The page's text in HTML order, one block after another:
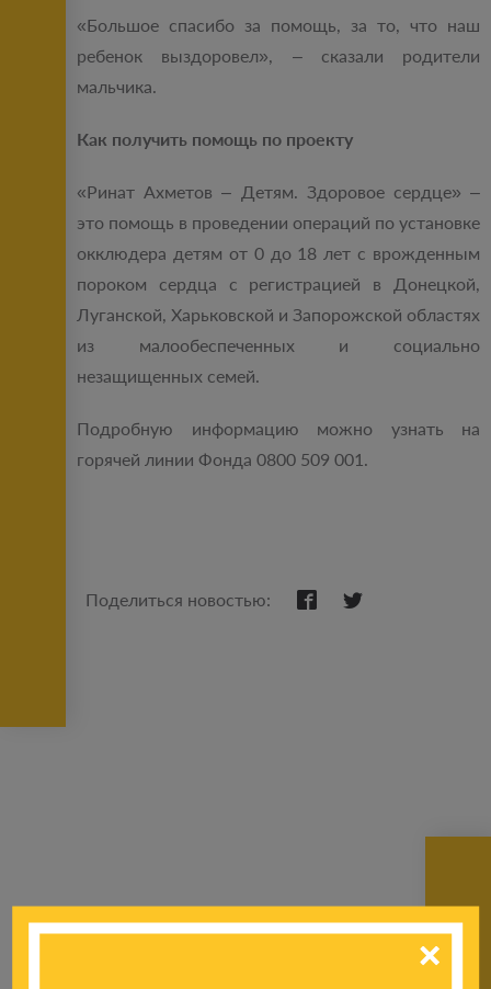
«Большое спасибо за помощь, за то, что наш
ребенок выздоровел», – сказали родители
мальчика.
Как получить помощь по проекту
«Ринат Ахметов – Детям. Здоровое сердце» –
это помощь в проведении операций по установке
окклюдера детям от 0 до 18 лет с врожденным
пороком сердца с регистрацией в Донецкой,
Луганской, Харьковской и Запорожской областях
из малообеспеченных и социально
незащищенных семей.
Подробную информацию можно узнать на
горячей линии Фонда 0800 509 001.
Поделиться новостью:
К другим